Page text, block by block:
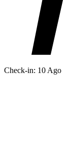
Check-in: 10 Ago